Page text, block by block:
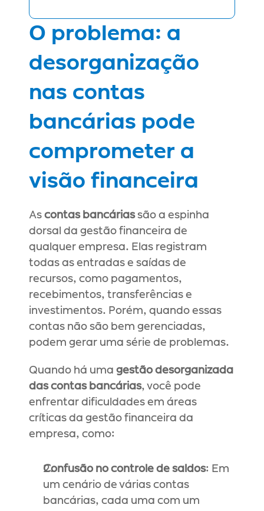
O problema: a
desorganização
nas contas
bancárias pode
comprometer a
visão financeira
As contas bancárias são a espinha
dorsal da gestão financeira de
qualquer empresa. Elas registram
todas as entradas e saídas de
recursos, como pagamentos,
recebimentos, transferências e
investimentos. Porém, quando essas
contas não são bem gerenciadas,
podem gerar uma série de problemas.
Quando há uma gestão desorganizada
das contas bancárias, você pode
enfrentar dificuldades em áreas
críticas da gestão financeira da
empresa, como:
Confusão no controle de saldos: Em
um cenário de várias contas
bancárias, cada uma com um